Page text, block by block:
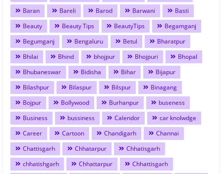
Baran
Bareli Barod Barwani
Basti
Beauty
Beauty Tips BeautyTips
Begamganj
Begumganj
Bengaluru Betul
Bharatpur
Bhilai
Bhind bhojpur Bhojpuri
Bhopal
Bhubaneswar
Bidisha Bihar
Bijapur
Bilashpur
Bilaspur Bilspur
Binagang
Bojpur
Bollywood Burhanpur
buseness
Business
bussiness Calendor
car knolwdge
Career
Cartoon Chandigarh
Channai
Chattisgarh
Chhatarpur
Chhatisgarh
chhatishgarh
Chhattarpur
Chhattisgarh